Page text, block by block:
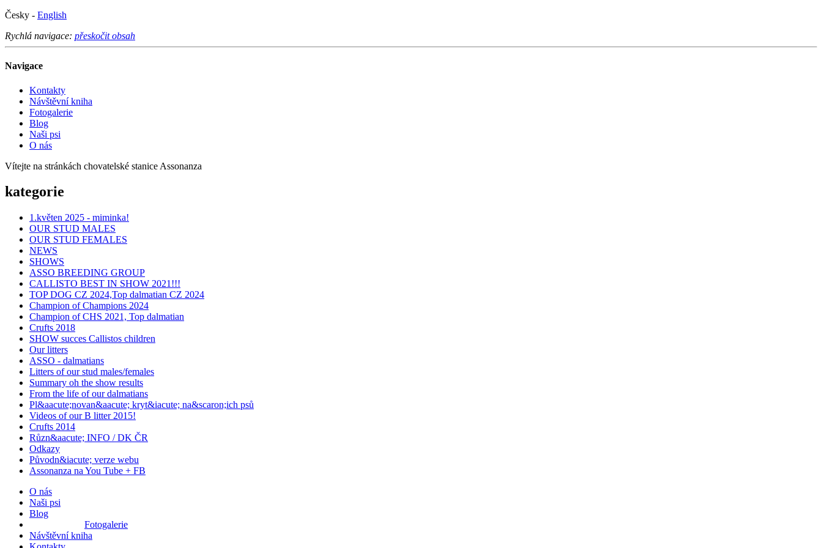
Česky - English
Rychlá navigace: přeskočit obsah
Navigace
Kontakty
Návštěvní kniha
Fotogalerie
Blog
Naši psi
O nás
Vítejte na stránkách chovatelské stanice Assonanza
kategorie
1.květen 2025 - miminka!
OUR STUD MALES
OUR STUD FEMALES
NEWS
SHOWS
ASSO BREEDING GROUP
CALLISTO BEST IN SHOW 2021!!!
TOP DOG CZ 2024,Top dalmatian CZ 2024
Champion of Champions 2024
Champion of CHS 2021, Top dalmatian
Crufts 2018
SHOW succes Callistos children
Our litters
ASSO - dalmatians
Litters of our stud males/females
Summary oh the show results
From the life of our dalmatians
Pl&aacute;novan&aacute; kryt&iacute; na&scaron;ich psů
Videos of our B litter 2015!
Crufts 2014
Různ&aacute; INFO / DK ČR
Odkazy
Původn&iacute; verze webu
Assonanza na You Tube + FB
O nás
Naši psi
Blog
Fotogalerie
Návštěvní kniha